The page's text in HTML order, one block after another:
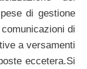
di gestione
di
a versamenti
eccetera.Si